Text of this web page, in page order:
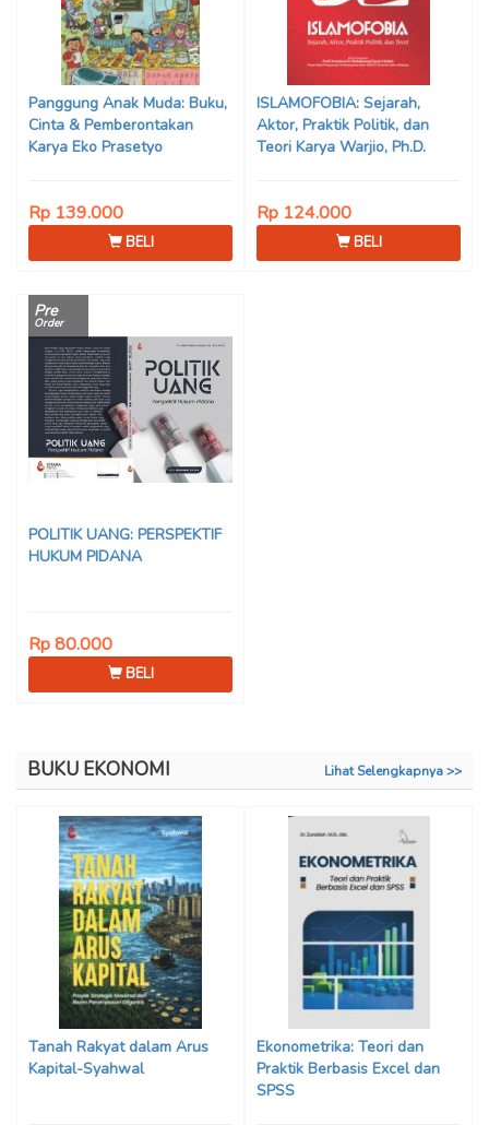
Panggung Anak Muda: Buku,
Cinta & Pemberontakan
Karya Eko Prasetyo
Rp 139.000
BELI
ISLAMOFOBIA: Sejarah,
Aktor, Praktik Politik, dan
Teori Karya Warjio, Ph.D.
Rp 124.000
BELI
Pre
Order
POLITIK UANG: PERSPEKTIF
HUKUM PIDANA
Rp 80.000
BELI
BUKU EKONOMI Lihat Selengkapnya >>
Tanah Rakyat dalam Arus
Kapital-Syahwal
Ekonometrika: Teori dan
Praktik Berbasis Excel dan
SPSS